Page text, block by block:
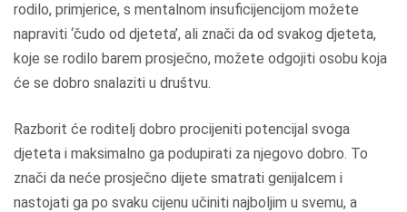
rodilo, primjerice, s mentalnom insuficijencijom možete
napraviti ‘čudo od djeteta’, ali znači da od svakog djeteta,
koje se rodilo barem prosječno, možete odgojiti osobu koja
će se dobro snalaziti u društvu.
Razborit će roditelj dobro procijeniti potencijal svoga
djeteta i maksimalno ga podupirati za njegovo dobro. To
znači da neće prosječno dijete smatrati genijalcem i
nastojati ga po svaku cijenu učiniti najboljim u svemu, a